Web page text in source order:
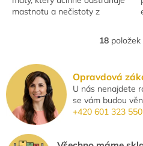
mastnotu a nečistoty z
O
á
d
a
c
18
Opravdová
U nás nenajdete
se vám budou
+420 601 323 550